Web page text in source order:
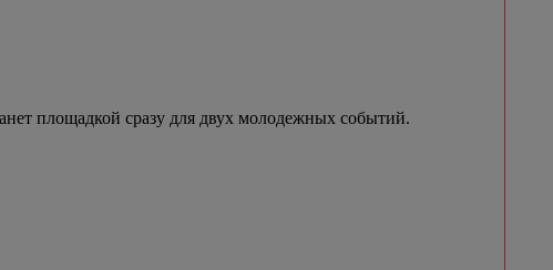
площадкой сразу для двух молодежных событий.